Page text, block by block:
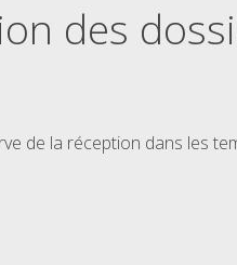
des
de la réception dans les